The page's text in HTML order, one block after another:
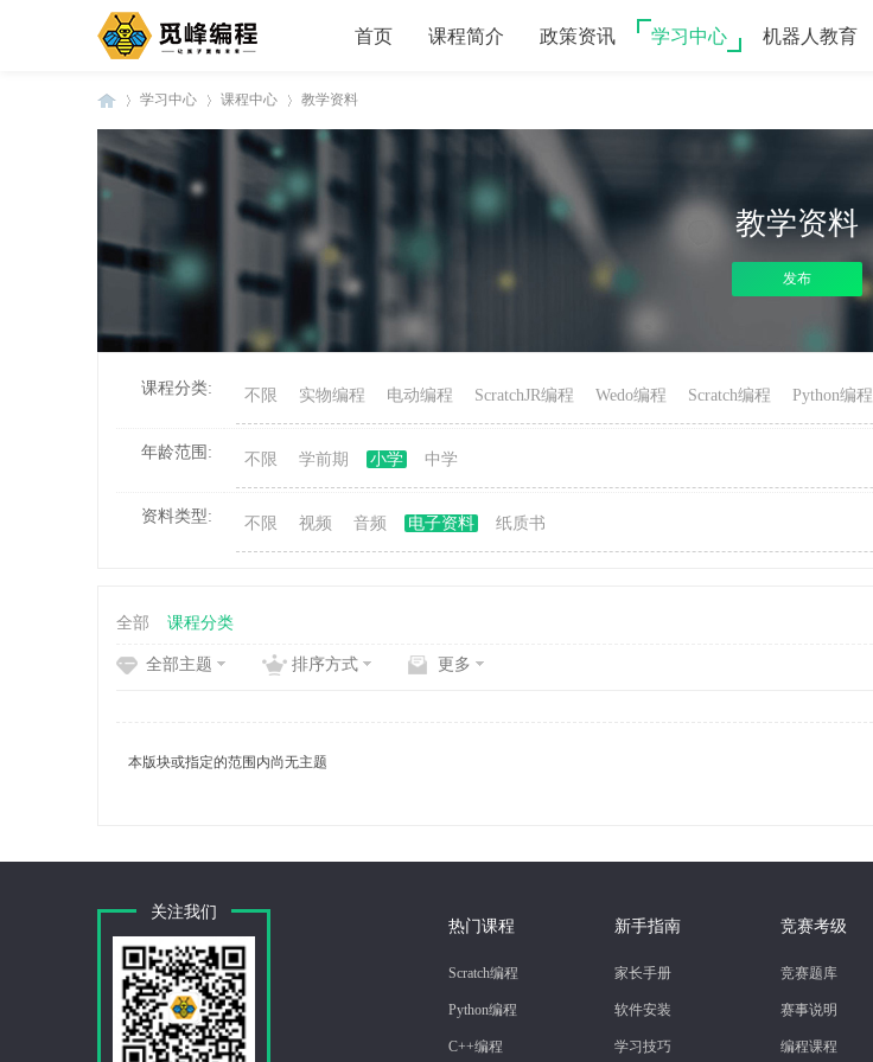
首页 课程简介 政策资讯 学习中心 机器人教育
觅
程
学习中心
›
课程中心 教学资料
教学资料
发布
课程分类: 不限 实物编程 电动编程 ScratchJR编程 Wedo编程 Scratch编程 Python编程
年龄范围: 不限 学前期 小学 中学
资料类型: 不限 视频 音频 电子资料 纸质书
全部 课程分类
全部主题 排序方式 更多
本版块或指定的范围内尚无主题
关注我们
热门课程
Scratch编程
Python编程
C++编程
新手指南
家长手册
软件安装
学习技巧
竞赛考级
竞赛题库
赛事说明
编程课程